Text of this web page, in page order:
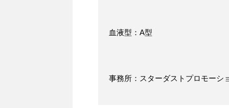
血液型：A型
事務所：スターダストプロモーシ